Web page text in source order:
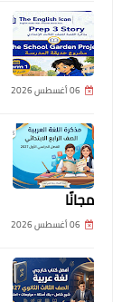
06 أغسطس 2026
مجانًا
06 أغسطس 2026